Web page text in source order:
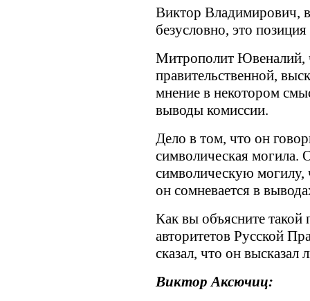
Виктор Владимирович,
безусловно, это
Митрополит Ювеналий,
правительственной,
мнение в некотором
выводы комиссии.
Дело в том, что он
символическая могила.
символическую могилу,
он сомневается в
Как вы объясните
авторитетов Русской
сказал, что он высказал
Виктор Аксючиц: